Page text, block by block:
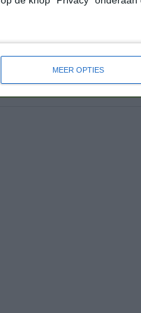
MEER OPTIES
-2℃
|31-60 mm = |61-100 mm =